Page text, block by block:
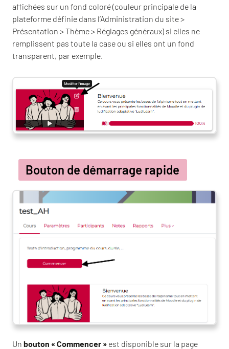
affichées sur un fond coloré (couleur principale de la
plateforme définie dans l’Administration du site >
Présentation > Thème > Réglages généraux) si elles ne
remplissent pas toute la case ou si elles ont un fond
transparent, par exemple.
Bouton de démarrage rapide
Un bouton « Commencer » est disponible sur la page